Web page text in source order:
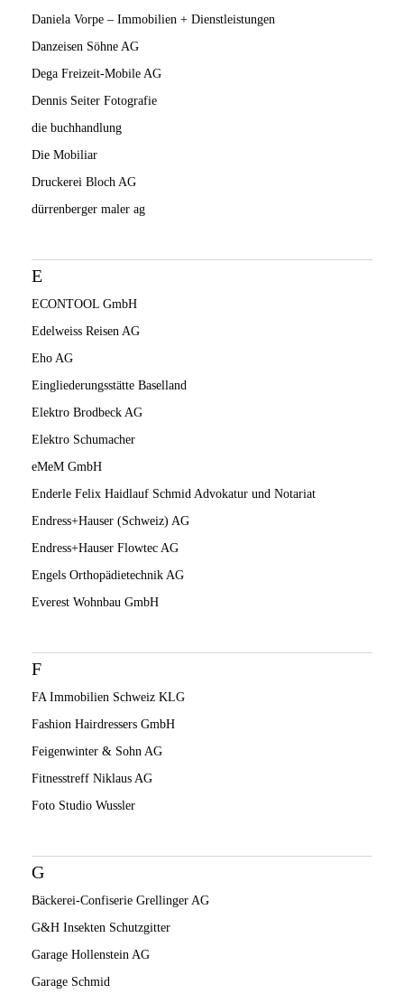
Daniela Vorpe – Immobilien + Dienstleistungen
Danzeisen Söhne AG
Dega Freizeit-Mobile AG
Dennis Seiter Fotografie
die buchhandlung
Die Mobiliar
Druckerei Bloch AG
dürrenberger maler ag
E
ECONTOOL GmbH
Edelweiss Reisen AG
Eho AG
Eingliederungsstätte Baselland
Elektro Brodbeck AG
Elektro Schumacher
eMeM GmbH
Enderle Felix Haidlauf Schmid Advokatur und Notariat
Endress+Hauser (Schweiz) AG
Endress+Hauser Flowtec AG
Engels Orthopädietechnik AG
Everest Wohnbau GmbH
F
FA Immobilien Schweiz KLG
Fashion Hairdressers GmbH
Feigenwinter & Sohn AG
Fitnesstreff Niklaus AG
Foto Studio Wussler
G
Bäckerei-Confiserie Grellinger AG
G&H Insekten Schutzgitter
Garage Hollenstein AG
Garage Schmid